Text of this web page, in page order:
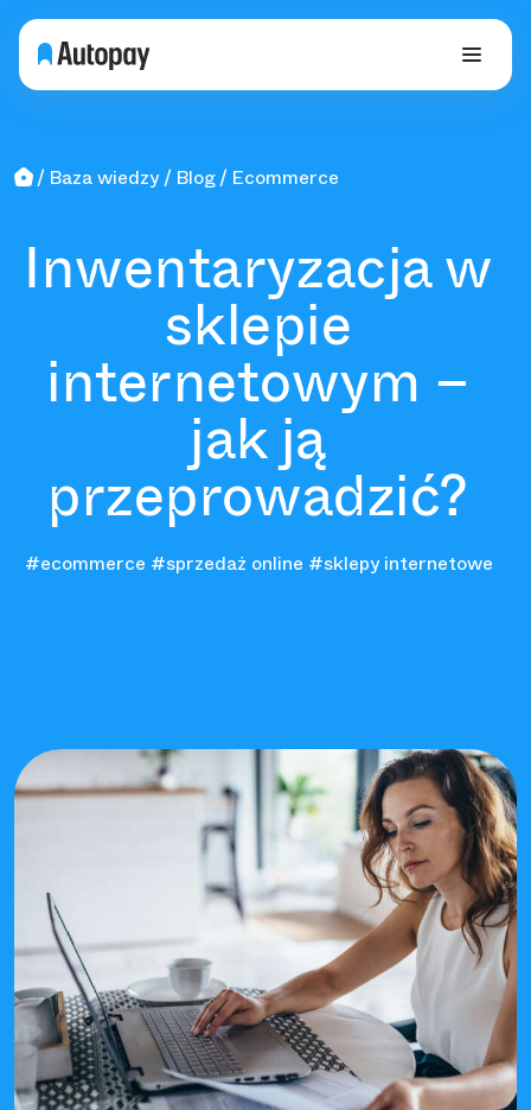
Baza wiedzy Blog Ecommerce
Inwentaryzacja w
sklepie
internetowym –
jak ją
przeprowadzić?
#ecommerce #sprzedaż online #sklepy internetowe